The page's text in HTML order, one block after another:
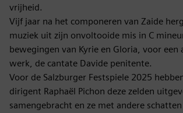
vrijheid.
Vijf jaar na het componeren van Zaide
muziek uit zijn onvoltooide mis in C
bewegingen van Kyrie en Gloria, voor een
werk, de cantate Davide penitente.
Voor de Salzburger Festspiele 2025
dirigent Raphaël Pichon deze zelden
samengebracht en ze met andere